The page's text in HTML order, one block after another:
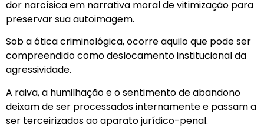
dor narcísica em narrativa moral de vitimização para
preservar sua autoimagem.
Sob a ótica criminológica, ocorre aquilo que pode ser
compreendido como deslocamento institucional da
agressividade.
A raiva, a humilhação e o sentimento de abandono
deixam de ser processados internamente e passam a
ser terceirizados ao aparato jurídico-penal.